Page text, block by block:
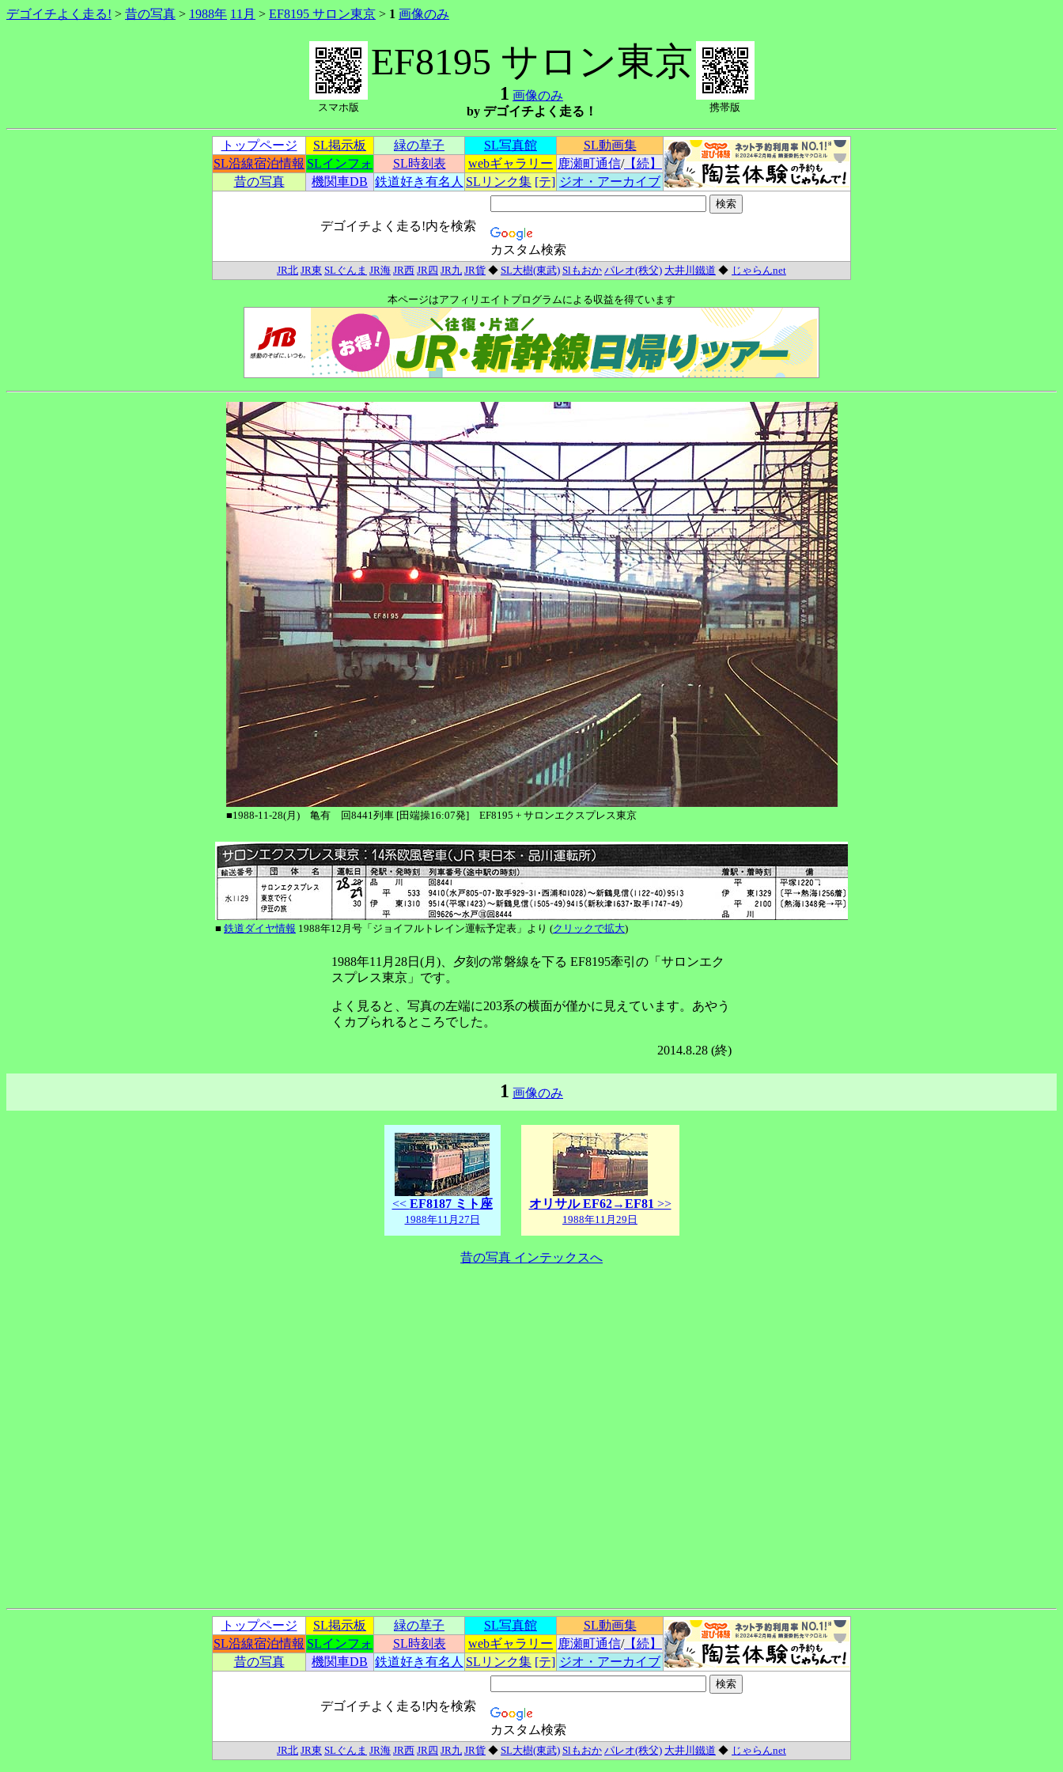
デゴイチよく走る! > 昔の写真 > 1988年 11月 > EF8195 サロン東京 > 1 画像のみ
スマホ版
EF8195 サロン東京
1 画像のみ
by デゴイチよく走る！
携帯版
トップページ SL掲示板 緑の草子 SL写真館
SL動画集
SL沿線宿泊情報 SLインフォ SL時刻表 webギャラリー 鹿瀬町通信/【続】
昔の写真
機関車DB 鉄道好き有名人 SLリンク集 [テ] ジオ・アーカイブ
デゴイチよく走る!内を検索
カスタム検索
JR北 JR東 SLぐんま JR海 JR西 JR四 JR九 JR貨 ◆ SL大樹(東武) Slもおか パレオ(秩父) 大井川鐵道 ◆ じゃらんnet
本ページはアフィリエイトプログラムによる収益を得ています
■1988-11-28(月) 亀有 回8441列車 [田端操16:07発] EF8195 + サロンエクスプレス東京
■ 鉄道ダイヤ情報 1988年12月号「ジョイフルトレイン運転予定表」より (クリックで拡大)
1988年11月28日(月)、夕刻の常磐線を下る EF8195牽引の「サロンエク
スプレス東京」です。
よく見ると、写真の左端に203系の横面が僅かに見えています。あやう
くカブられるところでした。
2014.8.28 (終)
1 画像のみ
<< EF8187 ミト座
1988年11月27日
オリサル EF62→EF81 >>
1988年11月29日
昔の写真 インテックスへ
トップページ SL掲示板 緑の草子 SL写真館
SL動画集
SL沿線宿泊情報 SLインフォ SL時刻表 webギャラリー 鹿瀬町通信/【続】
昔の写真
機関車DB 鉄道好き有名人 SLリンク集 [テ] ジオ・アーカイブ
デゴイチよく走る!内を検索
カスタム検索
JR北 JR東 SLぐんま JR海 JR西 JR四 JR九 JR貨 ◆ SL大樹(東武) Slもおか パレオ(秩父) 大井川鐵道 ◆ じゃらんnet